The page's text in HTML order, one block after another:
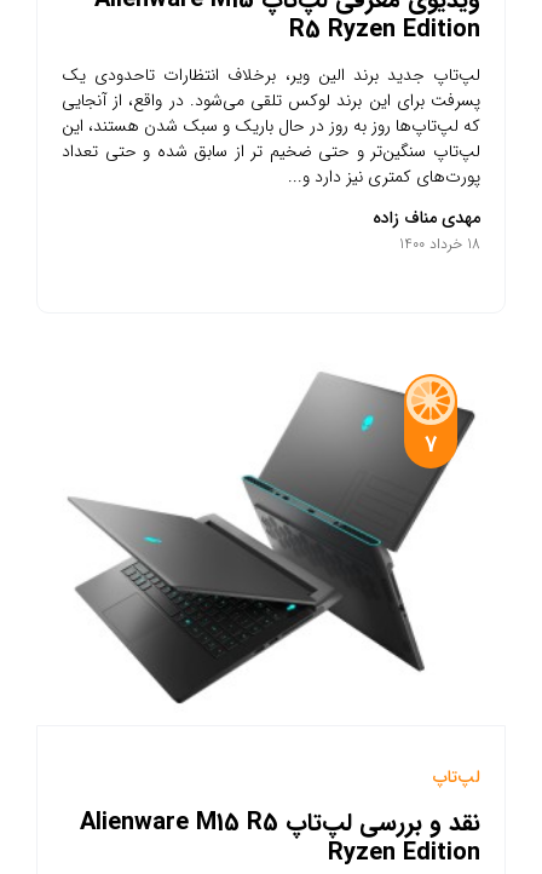
R5 Ryzen Edition
لپ‌تاپ جدید برند الین ویر، برخلاف انتظارات تاحدودی یک
پسرفت برای این برند لوکس تلقی می‌شود. در واقع، از آنجایی
که لپ‌تاپ‌ها روز به روز در حال باریک و سبک شدن هستند، این
لپ‌تاپ سنگین‌تر و حتی ضخیم تر از سابق شده و حتی تعداد
پورت‌های کمتری نیز دارد و...
مهدی مناف زاده
18 خرداد 1400
7
لپ‌تاپ
نقد و بررسی لپ‌تاپ Alienware M15 R5
Ryzen Edition